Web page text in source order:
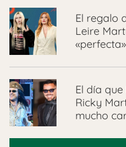
El regalo
Leire
«perfecta»
El día
Ricky
mucho